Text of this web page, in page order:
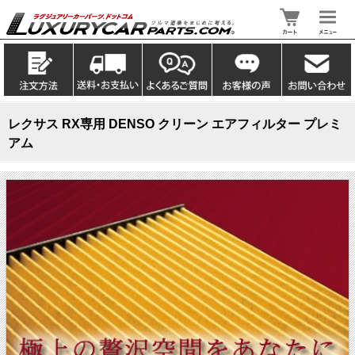
レクサス RX専用 DENSO クリーン エアフィルター プレミ
アム